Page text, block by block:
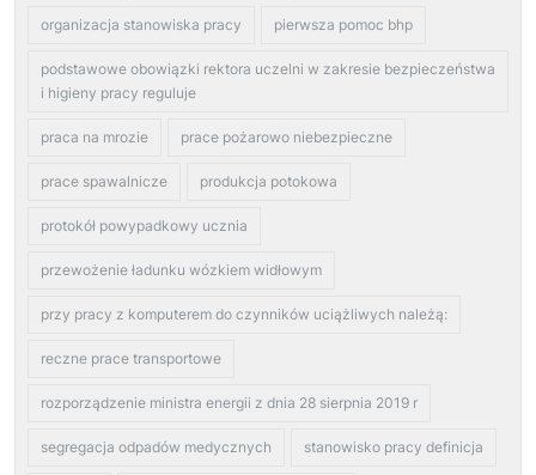
organizacja stanowiska pracy pierwsza pomoc bhp
podstawowe obowiązki rektora uczelni w zakresie bezpieczeństwa
i higieny pracy reguluje
praca na mrozie prace pożarowo niebezpieczne
prace spawalnicze produkcja potokowa
protokół powypadkowy ucznia
przewożenie ładunku wózkiem widłowym
przy pracy z komputerem do czynników uciążliwych należą:
reczne prace transportowe
rozporządzenie ministra energii z dnia 28 sierpnia 2019 r
segregacja odpadów medycznych stanowisko pracy definicja